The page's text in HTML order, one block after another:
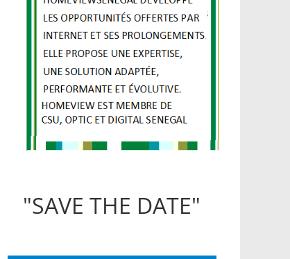
"SAVE THE DATE"